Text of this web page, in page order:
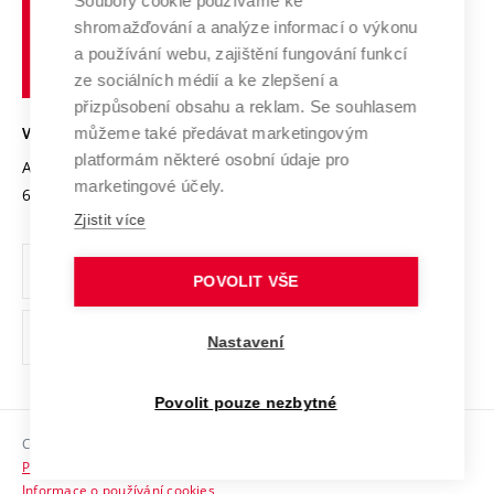
Výzkumné infrastruktury
Transfer znalostí
Open Science
Projekty
Projekty ze strukturálních fondů
Specifický výzkum
Služby univerzity
Mezinárodní dohody
Univerzitní sítě
Udržitelná univerzita
Podnikavá univerzita / ContriBUTe
Bezpečná univerzita
Vyznamenání
Organizační struktura
Ochrana osobních údajů
odkaz)
Sociální bezpečí
HR Award
učení
technické
VYSOKÉ UČENÍ TECHNICKÉ V BRNĚ
Antonínská 548/1
602 00 Brno
www.vut.cz
vut@vutbr.cz
Copyright © 2026 VUT
Prohlášení o přístupnosti
Informace o používání cookies
shromažďování a analýze informací o výkonu
a používání webu, zajištění fungování funkcí
ze sociálních médií a ke zlepšení a
přizpůsobení obsahu a reklam. Se souhlasem
můžeme také předávat marketingovým
platformám některé osobní údaje pro
marketingové účely.
Zjistit více
POVOLIT VŠE
Nastavení
Povolit pouze nezbytné